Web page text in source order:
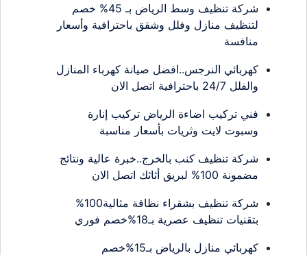
شركة تنظيف وسط الرياض بـ 45% خصم
لتنظيف منازل وفلل وشقق باحترافية وأسعار
منافسة
كهربائي النرجس..افضل صيانة كهرباء المنازل
والفلل 24/7 باحترافية اتصل الان
فني تركيب اضاءة الرياض تركيب إنارة
وسبوت لايت وثريات بأسعار مناسبة
شركة تنظيف كنب بالخرج..خبرة عالية ونتائج
مضمونة 100% لبريق أثاثك اتصل الان
شركة تنظيف بشقراء نظافة مثالية100%
بتقنيات تنظيف عصرية بـ18%خصم فوري
كهربائي منازل بالرياض بـ15%خصم